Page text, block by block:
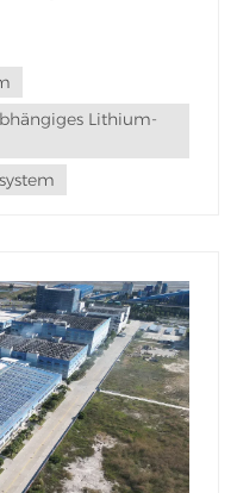
Lithium-